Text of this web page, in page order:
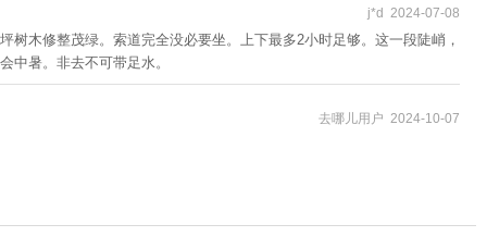
j*d 2024-07-08
木修整茂绿。索道完全没必要坐。上下最多2小时足够。这一段陡峭，
中暑。非去不可带足水。
去哪儿用户 2024-10-07